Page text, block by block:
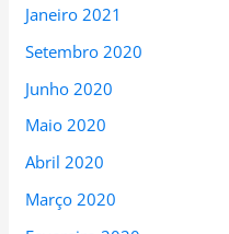
Janeiro 2021
Setembro 2020
Junho 2020
Maio 2020
Abril 2020
Março 2020